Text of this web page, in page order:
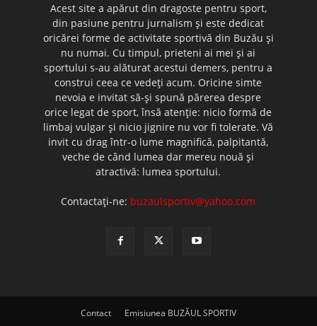
Acest site a apărut din dragoste pentru sport,
din pasiune pentru jurnalism şi este dedicat
oricărei forme de activitate sportivă din Buzău şi
nu numai. Cu timpul, prieteni ai mei şi ai
sportului s-au alăturat acestui demers, pentru a
construi ceea ce vedeţi acum. Oricine simte
nevoia e invitat să-şi spună părerea despre
orice legat de sport, însă atenţie: nicio formă de
limbaj vulgar şi nicio jignire nu vor fi tolerate. Vă
invit cu drag într-o lume magnifică, palpitantă,
veche de când lumea dar mereu nouă şi
atractivă: lumea sportului.
Contactați-ne: buzaulsportiv@yahoo.com
Contact Emisiunea BUZĂUL SPORTIV